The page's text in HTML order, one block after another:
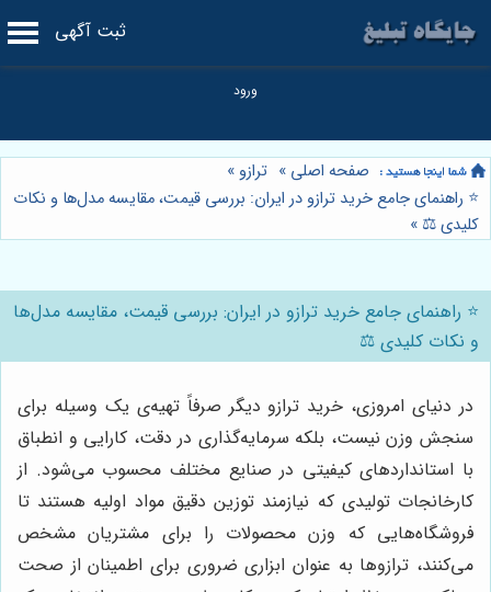
ثبت آگهی
صفحه اصلی » ترازو »
⭐️ راهنمای جامع خرید ترازو در ایران: بررسی قیمت، مقایسه مدل‌ها و نکات
کلیدی ⚖️ »
⭐️ راهنمای جامع خرید ترازو در ایران: بررسی قیمت، مقایسه مدل‌ها
و نکات کلیدی ⚖️
در دنیای امروزی، خرید ترازو دیگر صرفاً تهیه‌ی یک وسیله برای
سنجش وزن نیست، بلکه سرمایه‌گذاری در دقت، کارایی و انطباق
با استانداردهای کیفیتی در صنایع مختلف محسوب می‌شود. از
کارخانجات تولیدی که نیازمند توزین دقیق مواد اولیه هستند تا
فروشگاه‌هایی که وزن محصولات را برای مشتریان مشخص
می‌کنند، ترازوها به عنوان ابزاری ضروری برای اطمینان از صحت